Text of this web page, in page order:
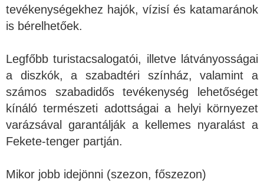
tevékenységekhez hajók, vízisí és katamaránok
is bérelhetőek.
Legfőbb turistacsalogatói, illetve látványosságai
a diszkók, a szabadtéri színház, valamint a
számos szabadidős tevékenység lehetőséget
kínáló természeti adottságai a helyi környezet
varázsával garantálják a kellemes nyaralást a
Fekete-tenger partján.
Mikor jobb idejönni (szezon, főszezon)